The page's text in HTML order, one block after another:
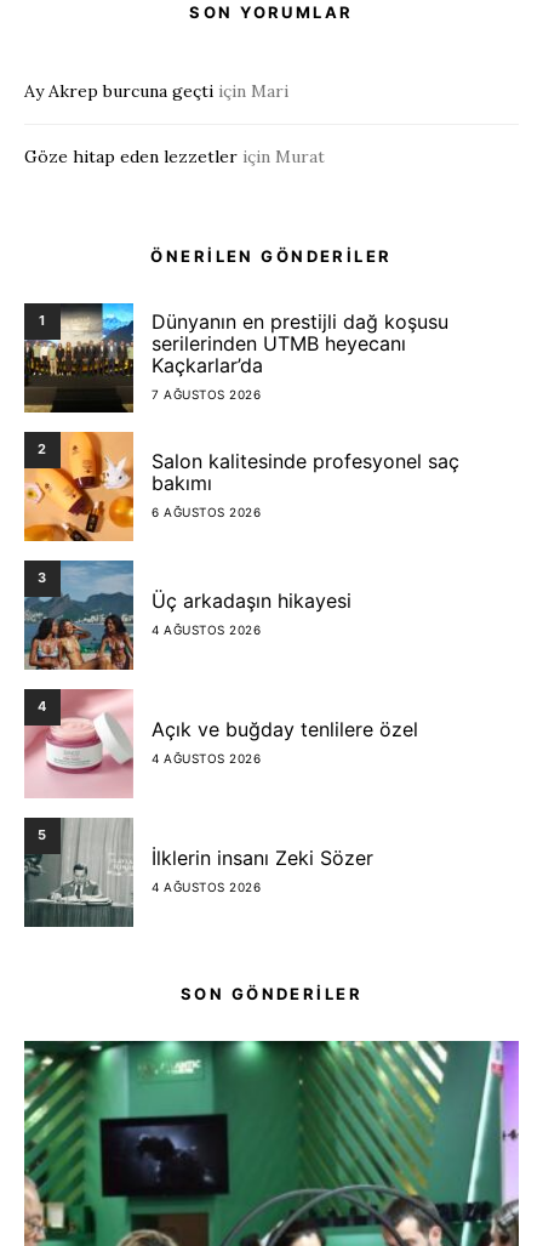
SON YORUMLAR
Ay Akrep burcuna geçti için Mari
Göze hitap eden lezzetler için Murat
ÖNERİLEN GÖNDERİLER
1
Dünyanın en prestijli dağ koşusu
serilerinden UTMB heyecanı
Kaçkarlar’da
7 AĞUSTOS 2026
2
Salon kalitesinde profesyonel saç
bakımı
6 AĞUSTOS 2026
3
Üç arkadaşın hikayesi
4 AĞUSTOS 2026
4
Açık ve buğday tenlilere özel
4 AĞUSTOS 2026
5
İlklerin insanı Zeki Sözer
4 AĞUSTOS 2026
SON GÖNDERİLER